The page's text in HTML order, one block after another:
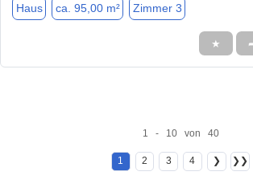
Haus ca. 95,00 m² Zimmer 3
★
1 - 10 von 40
1 2 3 4 ❯ ❯❯